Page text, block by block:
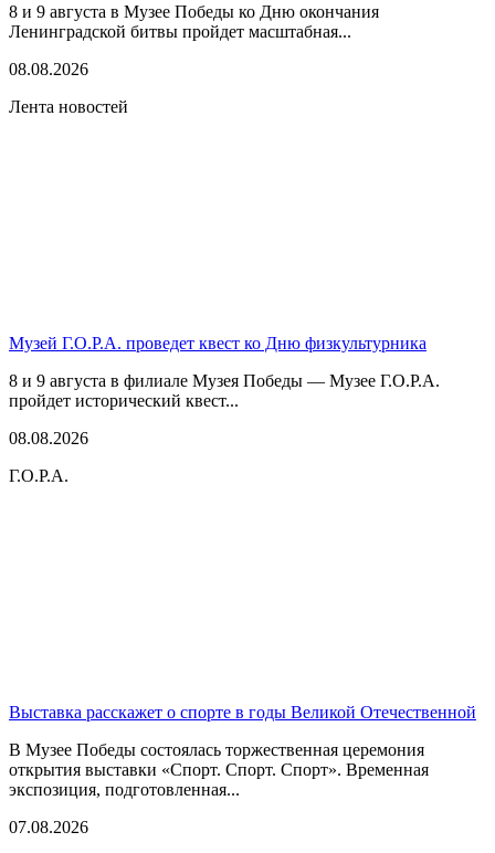
8 и 9 августа в Музее Победы ко Дню окончания
Ленинградской битвы пройдет масштабная...
08.08.2026
Лента новостей
Музей Г.О.Р.А. проведет квест ко Дню физкультурника
8 и 9 августа в филиале Музея Победы — Музее Г.О.Р.А.
пройдет исторический квест...
08.08.2026
Г.О.Р.А.
Выставка расскажет о спорте в годы Великой Отечественной
В Музее Победы состоялась торжественная церемония
открытия выставки «Спорт. Спорт. Спорт». Временная
экспозиция, подготовленная...
07.08.2026